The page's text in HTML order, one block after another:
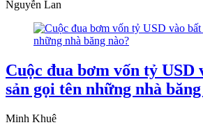
Nguyễn Lan
Cuộc đua bơm vốn tỷ USD
sản gọi tên những nhà
Minh Khuê